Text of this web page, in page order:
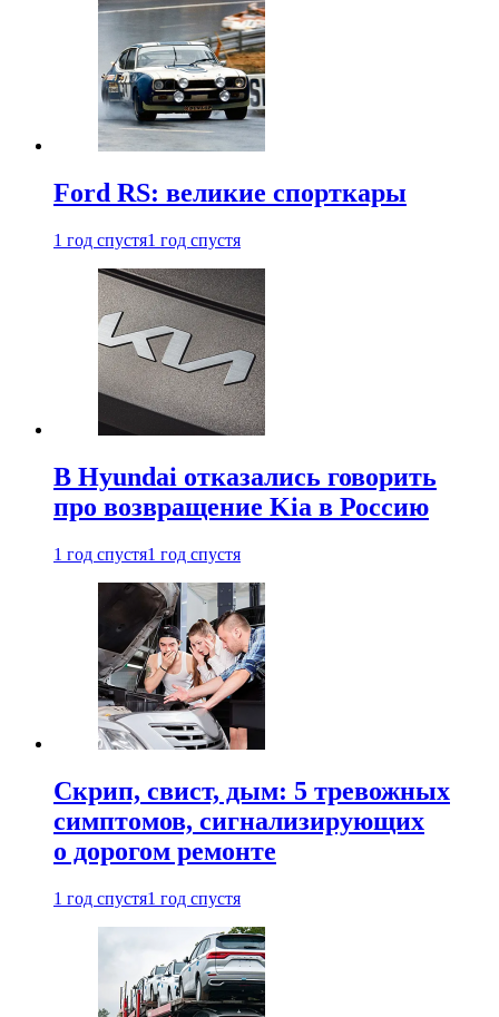
Ford RS: великие спорткары
1 год спустя1 год спустя
В Hyundai отказались говорить
про возвращение Kia в Россию
1 год спустя1 год спустя
Скрип, свист, дым: 5 тревожных
симптомов, сигнализирующих
о дорогом ремонте
1 год спустя1 год спустя